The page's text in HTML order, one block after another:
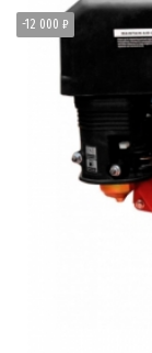
-12 000 ₽